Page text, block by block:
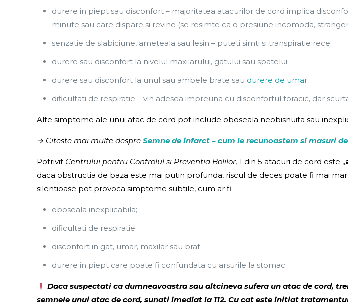
durere in piept sau disconfort – majoritatea atacurilor de cord implica
minute sau care dispare si revine (se resimte ca o presiune incomoda,
senzatie de slabiciune, ameteala sau lesin – puteti simti si transpiratie rece;
durere sau disconfort la nivelul maxilarului, gatului sau spatelui;
durere sau disconfort la unul sau ambele brate sau durere de umar;
dificultati de respiratie – vin adesea impreuna cu disconfortul toracic, dar
Alte simptome ale unui atac de cord pot include oboseala neobisnuita sau
→ Citeste mai multe despreSemne de infarct – cum le recunoastem si masuri
Potrivit Centrului pentru Controlul si Preventia Bolilor, 1 din 5 atacuri de cord este „
daca obstructia de baza este mai putin profunda, riscul de deces poate fi mai
silentioase pot provoca simptome subtile, cum ar fi:
oboseala inexplicabila;
dificultati de respiratie;
disconfort in gat, umar, maxilar sau brat;
durere in piept care poate fi confundata cu arsurile la stomac.
Daca suspectati ca dumneavoastra sau altcineva sufera un atac de cord,
semnele unui atac de cord, sunati imediat la 112. Cu cat este initiat